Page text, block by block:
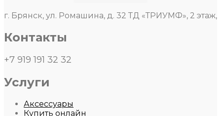
г. Брянск, ул. Ромашина, д. 32 ТД «ТРИУМФ», 2 этаж,
Контакты
+7 919 191 32 32
Услуги
Аксессуары
Купить онлайн